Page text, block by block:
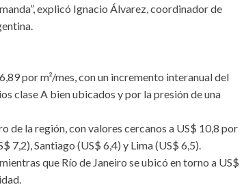
explicó Ignacio Álvarez, coordinador de
por m²/mes, con un incremento interanual del
clase A bien ubicados y por la presión de una
de la región, con valores cercanos a US$ 10,8 por
7,2), Santiago (US$ 6,4) y Lima (US$ 6,5).
que Río de Janeiro se ubicó en torno a US$